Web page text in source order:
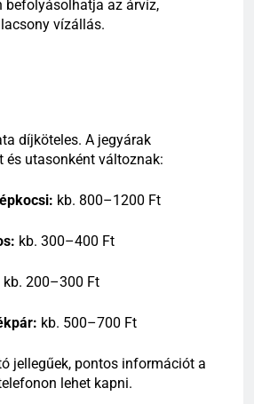
befolyásolhatja az árvíz,
vízállás.
díjköteles. A jegyárak
és utasonként változnak:
kb. 800–1200 Ft
kb. 300–400 Ft
kb. 200–300 Ft
kb. 500–700 Ft
jellegűek, pontos információt a
lehet kapni.